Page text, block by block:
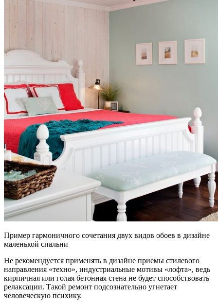
Пример гармоничного сочетания двух видов обоев в дизайне
маленькой спальни
Не рекомендуется применять в дизайне приемы стилевого
направления «техно», индустриальные мотивы «лофта», ведь
кирпичная или голая бетонная стена не будет способствовать
релаксации. Такой ремонт подсознательно угнетает
человеческую психику.